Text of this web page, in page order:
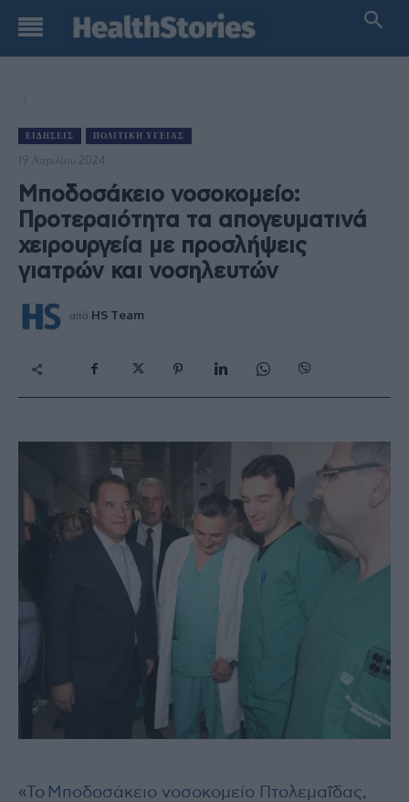
ΕΙΔΉΣΕΙΣ ΠΟΛΙΤΙΚΉ ΥΓΕΊΑΣ
19 Απριλίου 2024
Μποδοσάκειο νοσοκομείο:
Προτεραιότητα τα απογευματινά
χειρουργεία με προσλήψεις
γιατρών και νοσηλευτών
από HS Team
«Το Μποδοσάκειο νοσοκομείο Πτολεμαΐδας,